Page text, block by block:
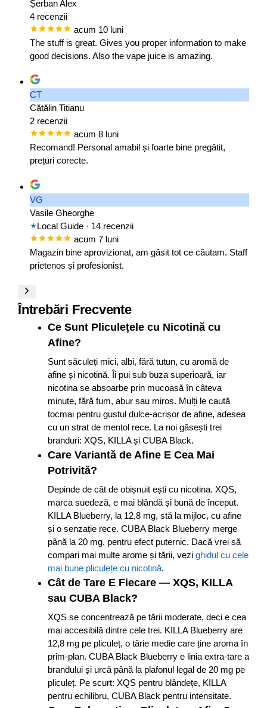
Șerban Alex
4 recenzii
acum 10 luni
The stuff is great. Gives you proper information to make
good decisions. Also the vape juice is amazing.
CT
Cătălin Titianu
2 recenzii
acum 8 luni
Recomand! Personal amabil și foarte bine pregătit,
prețuri corecte.
VG
Vasile Gheorghe
Local Guide · 14 recenzii
acum 7 luni
Magazin bine aprovizionat, am găsit tot ce căutam. Staff
prietenos și profesionist.
Întrebări Frecvente
Ce Sunt Pliculețele cu Nicotină cu
Afine?
Sunt săculeți mici, albi, fără tutun, cu aromă de
afine și nicotină. Îi pui sub buza superioară, iar
nicotina se absoarbe prin mucoasă în câteva
minute, fără fum, abur sau miros. Mulți le caută
tocmai pentru gustul dulce-acrișor de afine, adesea
cu un strat de mentol rece. La noi găsești trei
branduri: XQS, KILLA și CUBA Black.
Care Variantă de Afine E Cea Mai
Potrivită?
Depinde de cât de obișnuit ești cu nicotina. XQS,
marca suedeză, e mai blândă și bună de început.
KILLA Blueberry, la 12,8 mg, stă la mijloc, cu afine
și o senzație rece. CUBA Black Blueberry merge
până la 20 mg, pentru efect puternic. Dacă vrei să
compari mai multe arome și tării, vezi ghidul cu cele
mai bune pliculețe cu nicotină.
Cât de Tare E Fiecare — XQS, KILLA
sau CUBA Black?
XQS se concentrează pe tării moderate, deci e cea
mai accesibilă dintre cele trei. KILLA Blueberry are
12,8 mg pe pliculeț, o tărie medie care ține aroma în
prim-plan. CUBA Black Blueberry e linia extra-tare a
brandului și urcă până la plafonul legal de 20 mg pe
pliculeț. Pe scurt: XQS pentru blândețe, KILLA
pentru echilibru, CUBA Black pentru intensitate.